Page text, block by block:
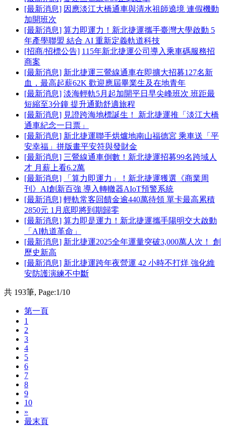
[最新消息] 因應淡江大橋通車與清水祖師遶境 連假機動
加開班次
[最新消息] 算力即運力！新北捷運攜手臺灣大學啟動 5
年產學聯盟 結合 AI 重新定義軌道科技
[招商/招標公告] 115年新北捷運公司導入乘車碼服務招
商案
[最新消息] 新北捷運三鶯線通車在即擴大招募127名新
血，最高起薪62K 歡迎應屆畢業生及在地青年
[最新消息] 淡海輕軌5月起加開平日早尖峰班次 班距最
短縮至3分鐘 提升通勤舒適旅程
[最新消息] 見證跨海地標誕生！ 新北捷運推「淡江大橋
通車紀念一日票」
[最新消息] 新北捷運聯手烘爐地南山福德宮 乘車送「平
安幸福」拼版畫平安符與發財金
[最新消息] 三鶯線通車倒數！新北捷運招募99名跨域人
才 月薪上看6.2萬
[最新消息]
「算力即運力」！新北捷運獲選《商業周
刊》AI創新百強 導入轉轍器AIoT預警系統
[最新消息] 輕軌常客回饋金逾440萬待領 單卡最高累積
2850元 1月底即將到期歸零
[最新消息] 算力即是運力！新北捷運攜手陽明交大啟動
「AI軌道革命」
[最新消息] 新北捷運2025全年運量突破3,000萬人次！ 創
歷史新高
[最新消息] 新北捷運跨年夜營運 42 小時不打烊 強化維
安防護演練不中斷
共 193筆, Page:1/10
第一頁
1
2
3
4
5
6
7
8
9
10
»
最末頁